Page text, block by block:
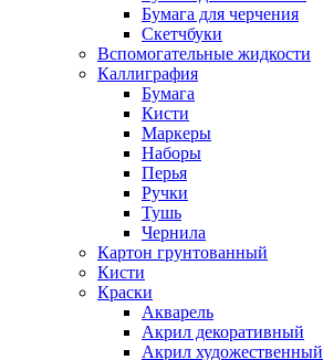
Бумага для черчения
Скетчбуки
Вспомогательные жидкости
Каллиграфия
Бумага
Кисти
Маркеры
Наборы
Перья
Ручки
Тушь
Чернила
Картон грунтованный
Кисти
Краски
Акварель
Акрил декоративный
Акрил художественный